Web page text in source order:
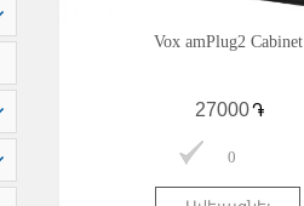
Vox amPlug2 Cabinet
֏
0